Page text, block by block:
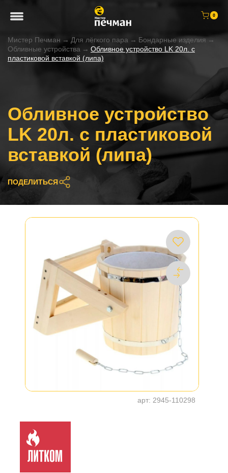
0
Мистер Печман → Для лёгкого пара → Бондарные изделия→
Обливные устройства → Обливное устройство LK 20л. с
пластиковой вставкой (липа)
Обливное устройство
LK 20л. с пластиковой
вставкой (липа)
ПОДЕЛИТЬСЯ
арт: 2945-110298